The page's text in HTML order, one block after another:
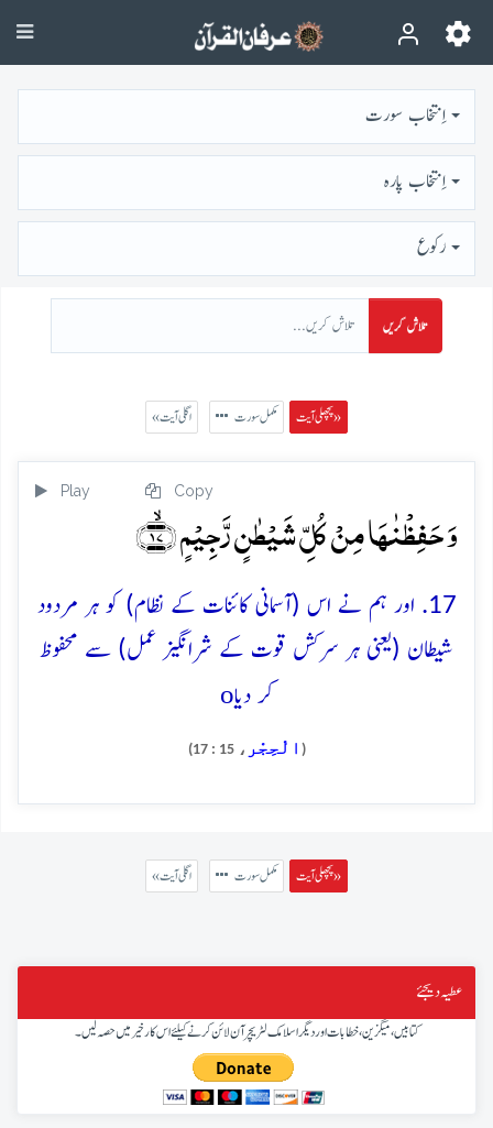
اِنتخاب سورت
اِنتخاب پارہ
رُكوع
تلاش کریں
پچھلی آیت » مکمل سورت « اگلی آیت
Play Copy
وَ حَفِظۡنٰہَا مِنۡ کُلِّ شَیۡطٰنٍ رَّجِیۡمٍ ﴿ۙ۱۷﴾
17. اور ہم نے اس (آسمانی کائنات کے نظام) کو ہر مردود
شیطان (یعنی ہر سرکش قوت کے شرانگیز عمل) سے محفوظ
کر دیاo
( الْحِجْر ، 15 : 17)
پچھلی آیت » مکمل سورت « اگلی آیت
عطیہ دیجئے
کتابیں، میگزین، خطابات اور دیگر اسلامک لٹریچر آن لائن کرنے کیلئے اس کار خیر میں حصہ لیں۔